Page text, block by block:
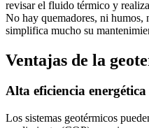
revisar el fluido térmico y
No hay quemadores, ni humos,
simplifica mucho su
Ventajas de la
Alta eficiencia energética
Los sistemas geotérmicos